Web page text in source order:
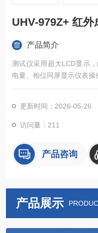
UHV-979Z+ 红外
产品简介
测试仪采用超大LCD显示
电量、相位同屏显示仪表
更新时间：2026-05-26
访问量：211
产品咨询
产品展示